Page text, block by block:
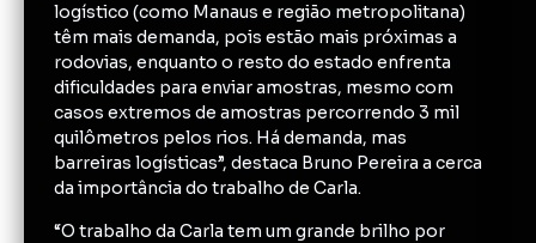
logístico (como Manaus e região metropolitana)
têm mais demanda, pois estão mais próximas a
rodovias, enquanto o resto do estado enfrenta
dificuldades para enviar amostras, mesmo com
casos extremos de amostras percorrendo 3 mil
quilômetros pelos rios. Há demanda, mas
barreiras logísticas”, destaca Bruno Pereira a cerca
da importância do trabalho de Carla.
“O trabalho da Carla tem um grande brilho por